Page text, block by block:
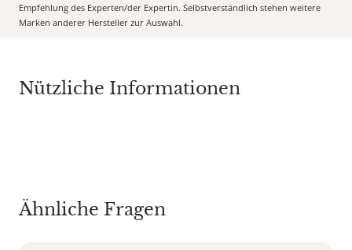
Empfehlung des Experten/der Expertin. Selbstverständlich stehen weitere
Marken anderer Hersteller zur Auswahl.
Nützliche Informationen
Ähnliche Fragen